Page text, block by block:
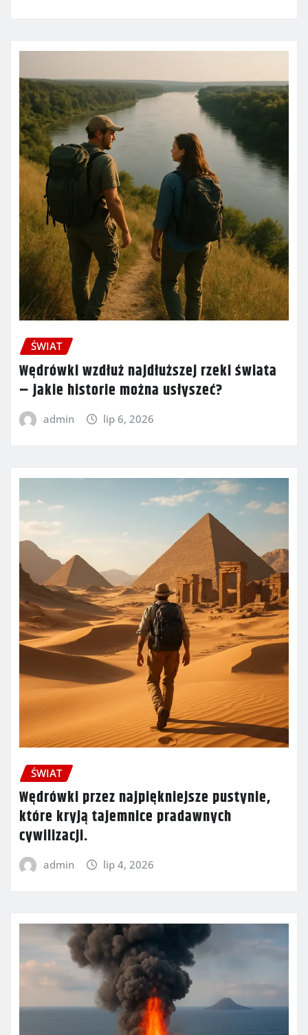
ŚWIAT
Wędrówki wzdłuż najdłuższej rzeki świata
– jakie historie można usłyszeć?
admin lip 6, 2026
ŚWIAT
Wędrówki przez najpiękniejsze pustynie,
które kryją tajemnice pradawnych
cywilizacji.
admin lip 4, 2026